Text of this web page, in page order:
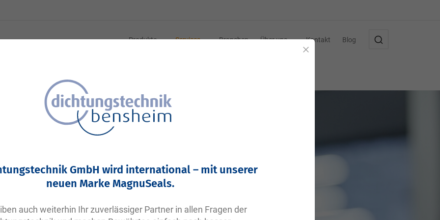
Produkte Services Branchen Über uns Kontakt Blog
GmbH wird international – mit unserer
neuen Marke MagnuSeals.
auch weiterhin Ihr zuverlässiger Partner in allen Fragen der